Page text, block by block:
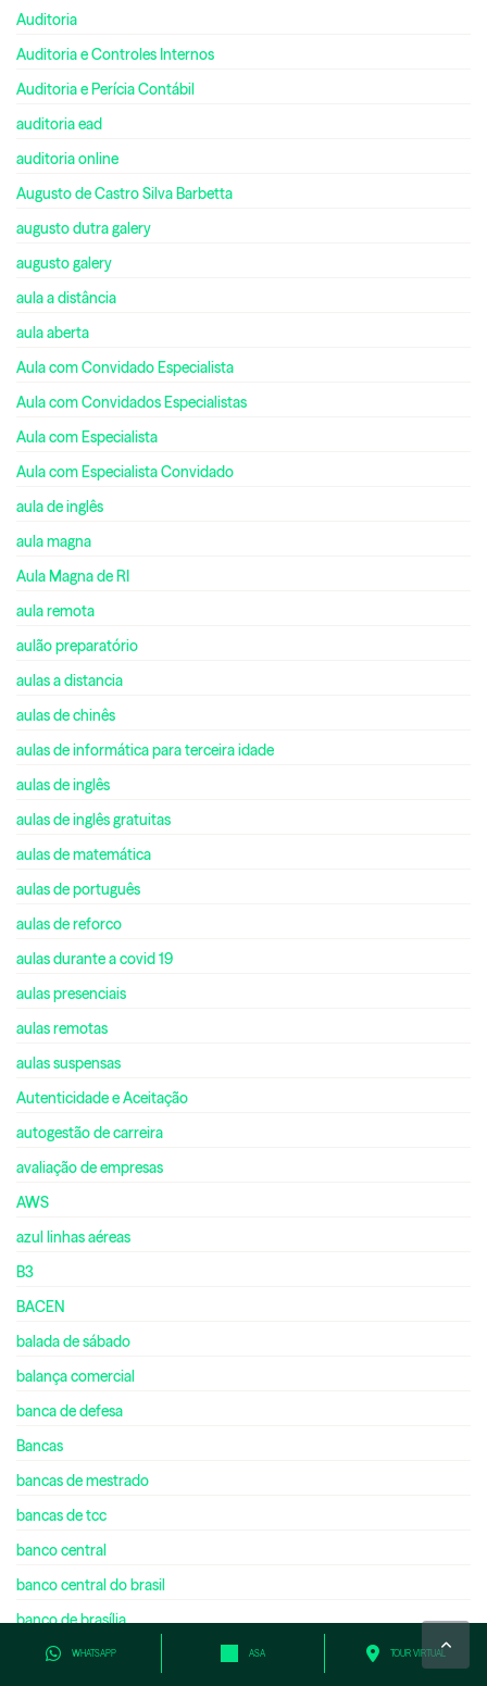
WHATSAPP ASA TOUR VIRTUAL
Auditoria
Auditoria e Controles Internos
Auditoria e Perícia Contábil
auditoria ead
auditoria online
Augusto de Castro Silva Barbetta
augusto dutra galery
augusto galery
aula a distância
aula aberta
Aula com Convidado Especialista
Aula com Convidados Especialistas
Aula com Especialista
Aula com Especialista Convidado
aula de inglês
aula magna
Aula Magna de RI
aula remota
aulão preparatório
aulas a distancia
aulas de chinês
aulas de informática para terceira idade
aulas de inglês
aulas de inglês gratuitas
aulas de matemática
aulas de português
aulas de reforco
aulas durante a covid 19
aulas presenciais
aulas remotas
aulas suspensas
Autenticidade e Aceitação
autogestão de carreira
avaliação de empresas
AWS
azul linhas aéreas
B3
BACEN
balada de sábado
balança comercial
banca de defesa
Bancas
bancas de mestrado
bancas de tcc
banco central
banco central do brasil
banco de brasília
banco do brasil